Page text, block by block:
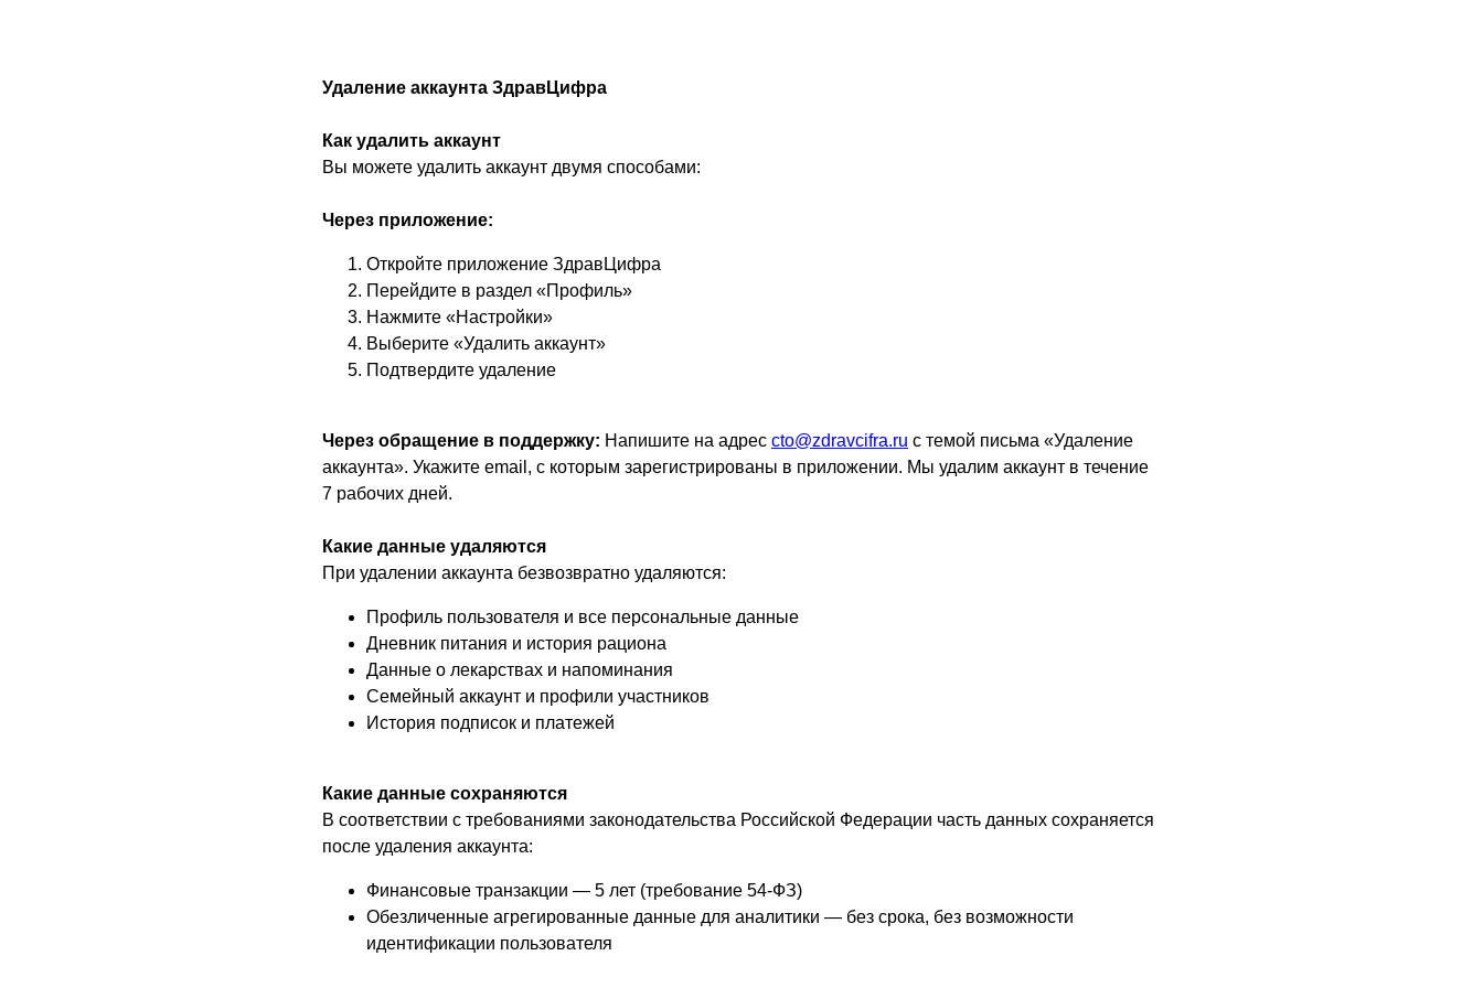
Удаление аккаунта ЗдравЦифра
Как удалить аккаунт
Вы можете удалить аккаунт двумя способами:
Через приложение:
Откройте приложение ЗдравЦифра
Перейдите в раздел «Профиль»
Нажмите «Настройки»
Выберите «Удалить аккаунт»
Подтвердите удаление
Через обращение в поддержку: Напишите на адрес cto@zdravcifra.ru с темой письма «Удаление
аккаунта». Укажите email, с которым зарегистрированы в приложении. Мы удалим аккаунт в течение
7 рабочих дней.
Какие данные удаляются
При удалении аккаунта безвозвратно удаляются:
Профиль пользователя и все персональные данные
Дневник питания и история рациона
Данные о лекарствах и напоминания
Семейный аккаунт и профили участников
История подписок и платежей
Какие данные сохраняются
В соответствии с требованиями законодательства Российской Федерации часть данных сохраняется
после удаления аккаунта:
Финансовые транзакции — 5 лет (требование 54-ФЗ)
Обезличенные агрегированные данные для аналитики — без срока, без возможности
идентификации пользователя